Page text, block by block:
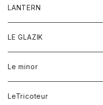
フリース
マフラー
リング
ジャケット
オーバーオール
ショートパンツ
レディース
アウター
カーディガン
シャツ
オーバーオール
ショートパンツ
レディース
オーバーオール
シャツ
ワンピース
ワンピース
Gジャケット
スウェット
帽子
アウター
LANTERN
アウター
Tシャツ
LE GLAZIK
レディース
コート
Le minor
ボトム
LeTricoteur